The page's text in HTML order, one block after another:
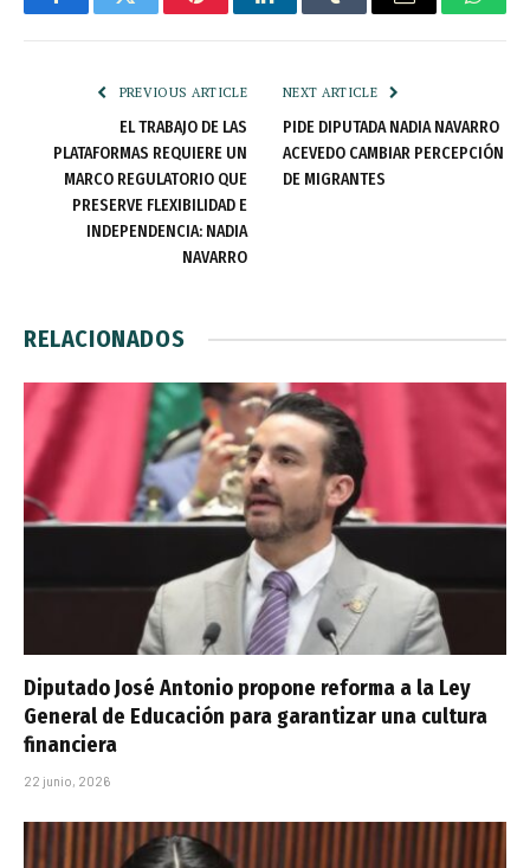
FacebookTwitter PinterestLinkedInTumblr Email
PREVIOUS ARTICLE
EL TRABAJO DE LAS
PLATAFORMAS REQUIERE UN
MARCO REGULATORIO QUE
PRESERVE FLEXIBILIDAD E
INDEPENDENCIA: NADIA
NAVARRO
NEXT ARTICLE
PIDE DIPUTADA NADIA NAVARRO
ACEVEDO CAMBIAR PERCEPCIÓN
DE MIGRANTES
RELACIONADOS
Diputado José Antonio propone reforma a la Ley
General de Educación para garantizar una cultura
financiera
22 junio, 2026